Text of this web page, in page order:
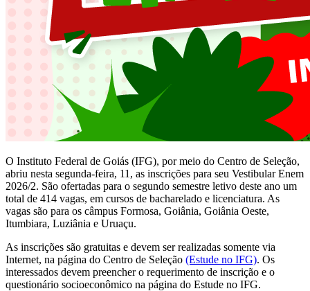
O Instituto Federal de Goiás (IFG), por meio do Centro de Seleção,
abriu nesta segunda-feira, 11, as inscrições para seu Vestibular Enem
2026/2. São ofertadas para o segundo semestre letivo deste ano um
total de 414 vagas, em cursos de bacharelado e licenciatura. As
vagas são para os câmpus Formosa, Goiânia, Goiânia Oeste,
Itumbiara, Luziânia e Uruaçu.
As inscrições são gratuitas e devem ser realizadas somente via
Internet, na página do Centro de Seleção (Estude no IFG). Os
interessados devem preencher o requerimento de inscrição e o
questionário socioeconômico na página do Estude no IFG.